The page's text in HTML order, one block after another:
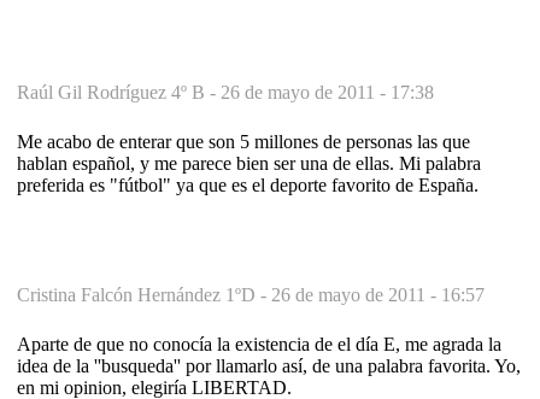
Raúl Gil Rodríguez 4º B - 26 de mayo de 2011 - 17:38
Me acabo de enterar que son 5 millones de personas las que
hablan español, y me parece bien ser una de ellas. Mi palabra
preferida es "fútbol" ya que es el deporte favorito de España.
Cristina Falcón Hernández 1ºD - 26 de mayo de 2011 - 16:57
Aparte de que no conocía la existencia de el día E, me agrada la
idea de la ''busqueda'' por llamarlo así, de una palabra favorita. Yo,
en mi opinion, elegiría LIBERTAD.